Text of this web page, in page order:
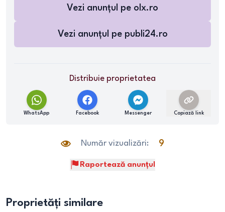
Vezi anunțul pe olx.ro
Vezi anunțul pe publi24.ro
Distribuie proprietatea
WhatsApp Facebook Messenger Copiază link
Număr vizualizări: 9
Raportează anunțul
Proprietăți similare